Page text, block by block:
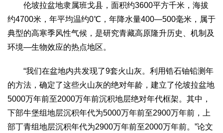
视频
访谈 动态
地方
鲁 豫 鄂 湘 粤 桂 琼 渝 川 黔 滇
藏
陕
甘 青 宁 新 港 澳 台
智库
智库建设 智库专家 智库战略 智库之声
伦坡拉盆地隶属班戈县，面积约3600平方千米，海拔
约4700米，年平均温约0℃，年降水量400—500毫米，属于
典型的高寒季风性气候，是研究青藏高原隆升历史、机制及
环境—生物效应的热点地区。
“我们在盆地内共发现了9套火山灰。利用锆石铀铅测年
的方法，确定了这些火山灰的绝对年龄，建立了伦坡拉盆地
5000万年前至2000万年前沉积地层绝对年代框架。其中，
下部牛堡组地层沉积年代为5000万年前至2900万年前，上
部丁青组地层沉积年代为2900万年前至2000万年前。”论文